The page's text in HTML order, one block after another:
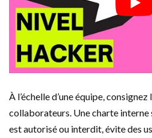
À l’échelle d’une équipe,
collaborateurs. Une charte interne
est autorisé ou interdit, évite des